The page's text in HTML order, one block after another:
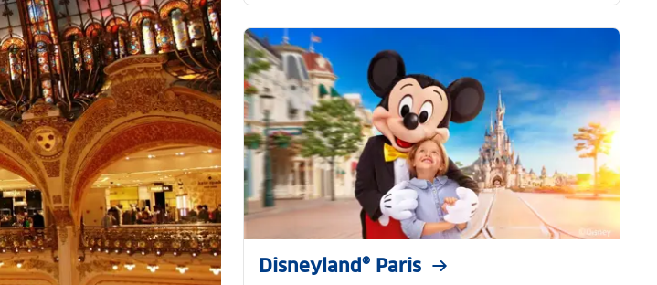
Disneyland® Paris